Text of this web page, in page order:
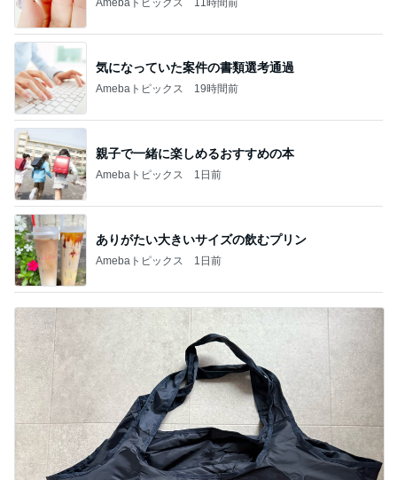
気になっていた案件の書類選考通過
Amebaトピックス 19時間前
親子で一緒に楽しめるおすすめの本
Amebaトピックス 1日前
ありがたい大きいサイズの飲むプリン
Amebaトピックス 1日前